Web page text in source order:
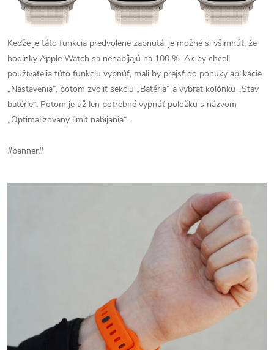
Keďže je táto funkcia predvolene zapnutá, je možné si všimnúť, že
hodinky Apple Watch sa nenabíjajú na 100 %. Ak by chceli
používatelia túto funkciu vypnúť, mali by prejsť do ponuky aplikácie
„Nastavenia“, potom zvoliť sekciu „Batéria“ a vybrať kolónku „Stav
batérie“. Potom je už len potrebné vypnúť položku s názvom
„Optimalizovaný limit nabíjania“.
#banner#